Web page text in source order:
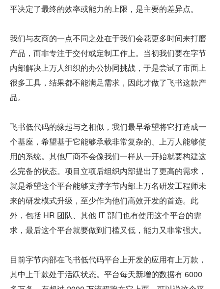
平决定了最终的效率或能力的上限，是主要的差异点。
我们与友商的一点不同之处在于我们会花更多时间来打磨
产品，而非专注于交付或定制工作上。当初我们要在字节
内部解决上万人组织的办公协同挑战，于是尝试了市面上
很多工具，结果都不能满足需求，因此才做了飞书这款产
品。
飞书低代码的缘起与之相似，我们最早希望将它打造成一
个基座，希望基于它能够承载非常复杂的、上万人能够使
用的系统。其他厂商不会像我们一样从一开始就要构建这
么完备的状态。项目立项后组织内部提出了更高的需求，
就是希望这个平台能够支撑字节内部上万名研发工程师未
来的研发模式升级，至少作为他们高效开发的首选。此
外，包括 HR 团队、其他 IT 部门也有使用这个平台的需
求，最后这个平台就要做到门槛又低，能力又非常强大。
目前字节内部在飞书低代码平台上开发的应用有上万款，
其中上千款处于活跃状态。平台每天新增的数据有 6000